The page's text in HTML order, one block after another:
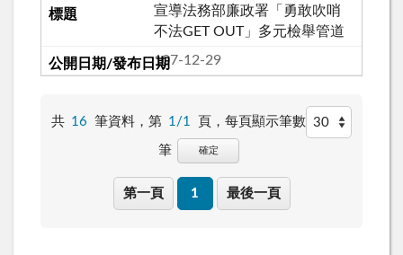
宣導法務部廉政署「勇敢吹哨
不法GET OUT」多元檢舉管道
107-12-29
共 16 筆資料，第 1/1 頁， 每頁顯示筆數
筆 確定
第一頁 1 最後一頁